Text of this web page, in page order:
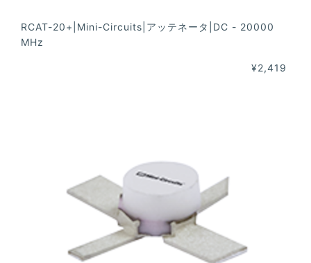
RCAT-20+|Mini-Circuits|アッテネータ|DC - 20000
MHz
¥2,419